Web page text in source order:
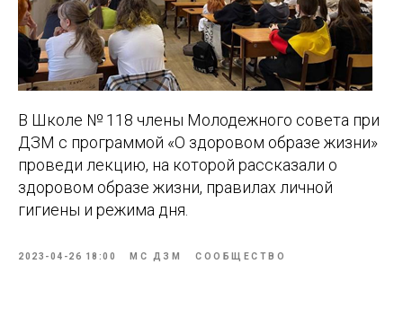
В Школе № 118 члены Молодежного совета при
ДЗМ с программой «О здоровом образе жизни»
проведи лекцию, на которой рассказали о
здоровом образе жизни, правилах личной
гигиены и режима дня.
2023-04-26 18:00 МС ДЗМ СООБЩЕСТВО